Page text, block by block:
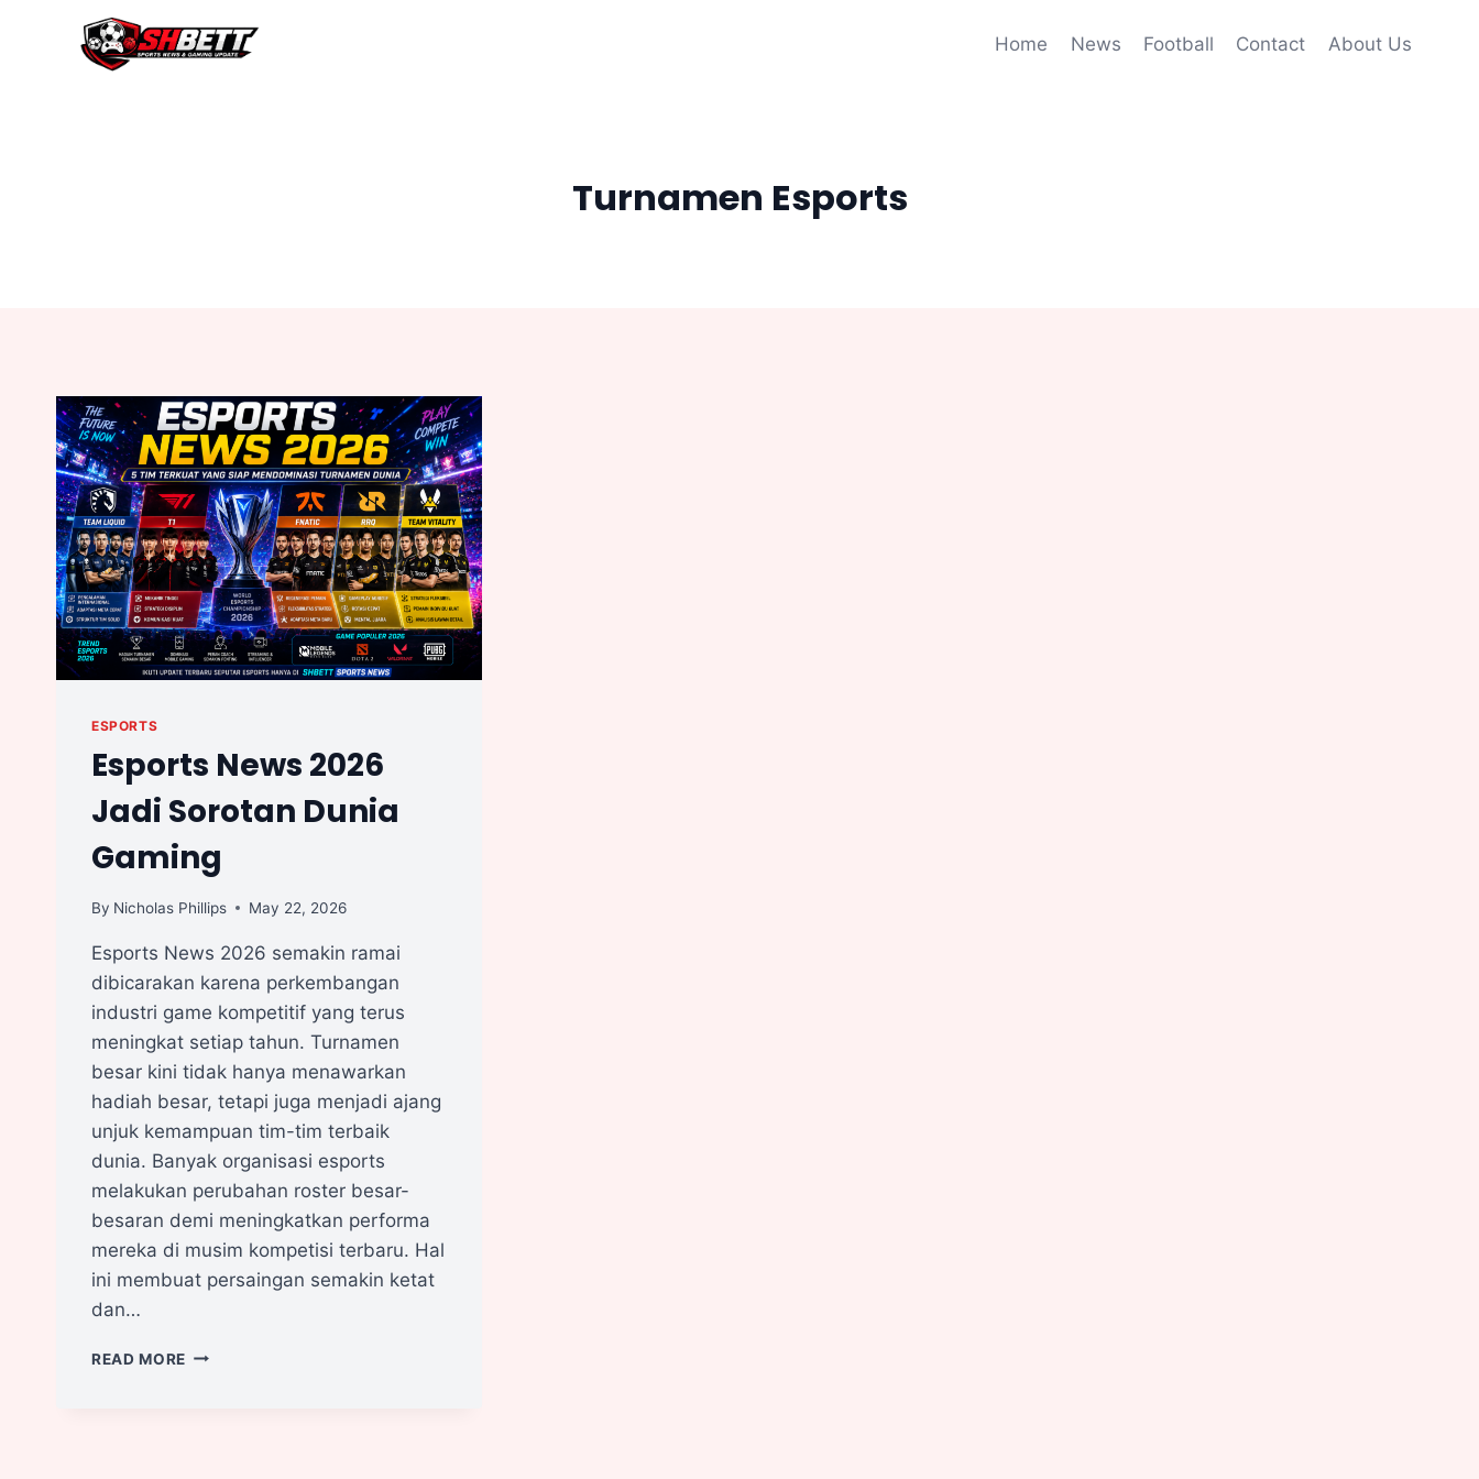
Home News Football Contact About Us
Turnamen Esports
ESPORTS
Esports News 2026
Jadi Sorotan Dunia
Gaming
By Nicholas Phillips May 22, 2026
Esports News 2026 semakin ramai
dibicarakan karena perkembangan
industri game kompetitif yang terus
meningkat setiap tahun. Turnamen
besar kini tidak hanya menawarkan
hadiah besar, tetapi juga menjadi ajang
unjuk kemampuan tim-tim terbaik
dunia. Banyak organisasi esports
melakukan perubahan roster besar-
besaran demi meningkatkan performa
mereka di musim kompetisi terbaru. Hal
ini membuat persaingan semakin ketat
dan…
READ MORE